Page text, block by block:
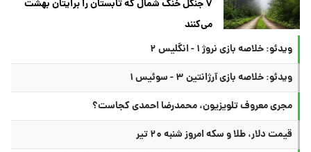
۷ جنگل خنک شمال که تابستان را برایتان بهشت
می‌کنند
ویدئو: خلاصه بازی نروژ ۱ - انگلیس ۲
ویدئو: خلاصه بازی آرژانتین ۳ - سوئیس ۱
مجری معروف تلویزیون، محمدرضا احمدی کجاست؟
قیمت دلار، طلا و سکه امروز شنبه ۲۰ تیر